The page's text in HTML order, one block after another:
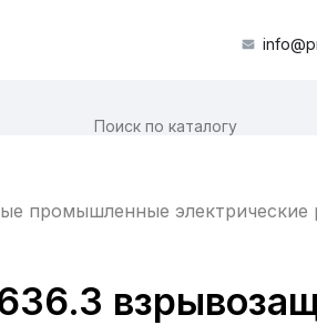
промышленные электрические